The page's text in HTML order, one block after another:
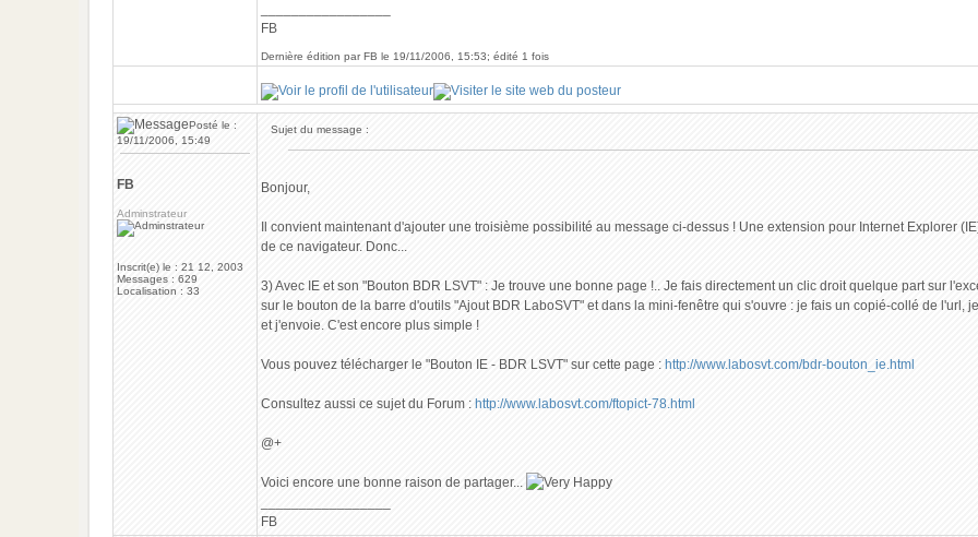
FB
Dernière édition par FB le 19/11/2006, 15:53; édité 1 fois
Posté le :
19/11/2006, 15:49
FB
Adminstrateur
Inscrit(e) le : 21 12, 2003
Messages : 629
Localisation : 33
Sujet du message :
Bonjour,
Il convient maintenant d'ajouter une troisième possibilité au message ci-dessus ! Une extension pour Internet Explorer
de ce navigateur. Donc...
3) Avec IE et son "Bouton BDR LSVT" : Je trouve une bonne page !.. Je fais directement un clic droit quelque part sur
sur le bouton de la barre d'outils "Ajout BDR LaboSVT" et dans la mini-fenêtre qui s'ouvre : je fais un copié-collé de l'url,
et j'envoie. C'est encore plus simple !
Vous pouvez télécharger le "Bouton IE - BDR LSVT" sur cette page : http://www.labosvt.com/bdr-bouton_ie.html
Consultez aussi ce sujet du Forum : http://www.labosvt.com/ftopict-78.html
@+
Voici encore une bonne raison de partager...
FB